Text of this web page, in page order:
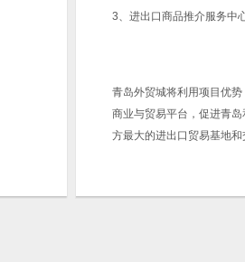
3、进出口商品推介服务中
青岛外贸城将利用项目优
商业与贸易平台，促进青
方最大的进出口贸易基地